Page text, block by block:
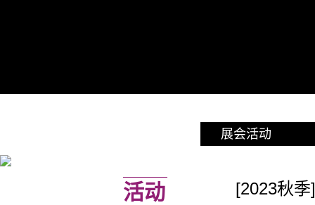
活动
展会活动
[2023秋